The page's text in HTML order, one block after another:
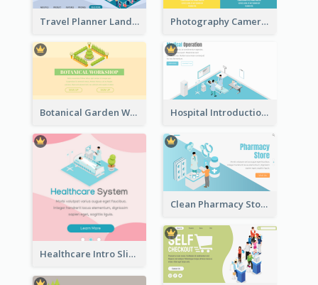
Travel Planner Landing Page With Isometric Diagram Photography Camera Comparison With Isometric Graphics
Botanical Garden Workshop Sign In Web Banner Hospital Introduction Landing Page With Isometric Diagram
Healthcare Intro Sliding Application Page
Clean Pharmacy Store Landing Page Isometric Graphics